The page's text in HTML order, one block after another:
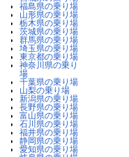
福島県の乗り場
山形県の乗り場
栃木県の乗り場
茨城県の乗り場
群馬県の乗り場
埼玉県の乗り場
東京都の乗り場
神奈川県の乗り
場
千葉県の乗り場
山梨の乗り場
新潟県の乗り場
長野県の乗り場
富山県の乗り場
石川県の乗り場
福井県の乗り場
静岡県の乗り場
愛知県の乗り場